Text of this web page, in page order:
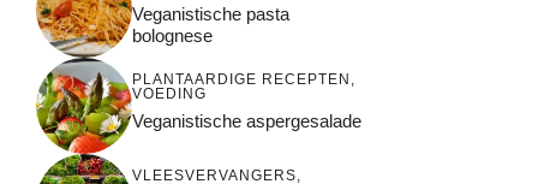
Veganistische pasta
bolognese
PLANTAARDIGE RECEPTEN ,
VOEDING
Veganistische aspergesalade
VLEESVERVANGERS,